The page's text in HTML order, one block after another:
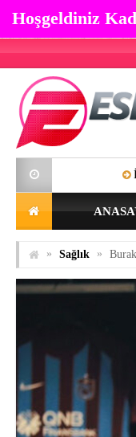
Hoşgeldiniz
İstanbul Escort
» Sağlık »